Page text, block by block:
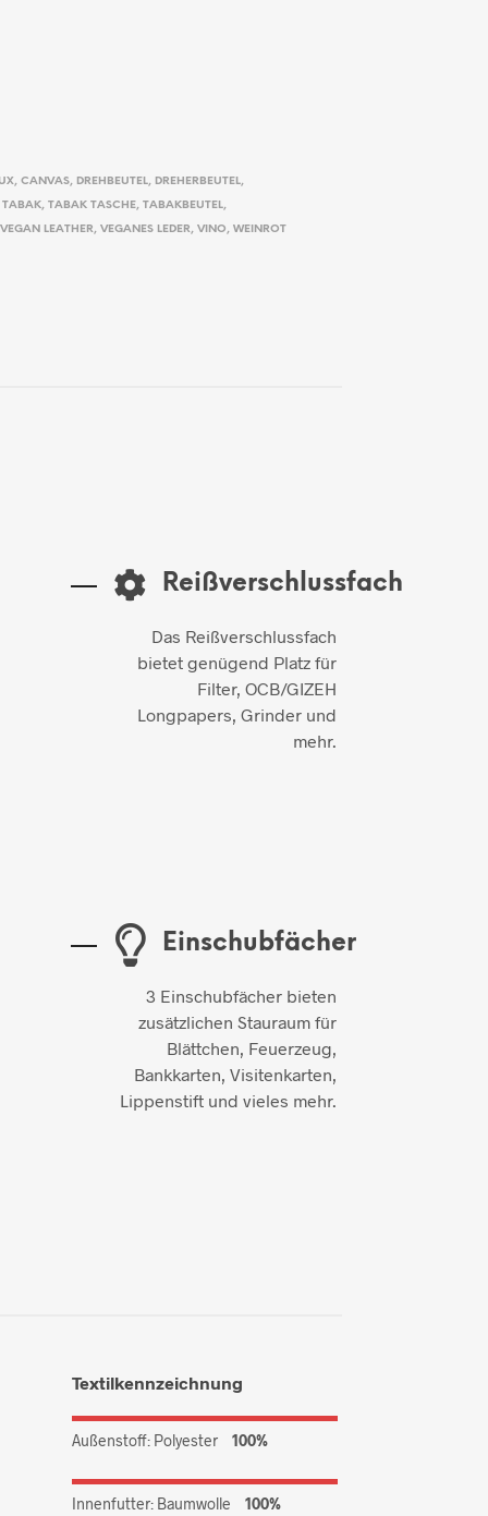
, CANVAS, DREHBEUTEL, DREHERBEUTEL,
TABAK, TABAK TASCHE, TABAKBEUTEL,
VEGAN LEATHER, VEGANES LEDER, VINO, WEINROT
Reißverschlussfach
Das Reißverschlussfach
bietet genügend Platz für
Filter, OCB/GIZEH
Longpapers, Grinder und
mehr.
Einschubfächer
3 Einschubfächer bieten
zusätzlichen Stauraum für
Blättchen, Feuerzeug,
Bankkarten, Visitenkarten,
Lippenstift und vieles mehr.
Textilkennzeichnung
Außenstoff: Polyester 100%
Innenfutter: Baumwolle 100%